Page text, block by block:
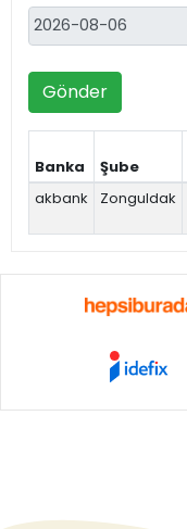
Gönder
Banka Şube
akbank
Zonguldak